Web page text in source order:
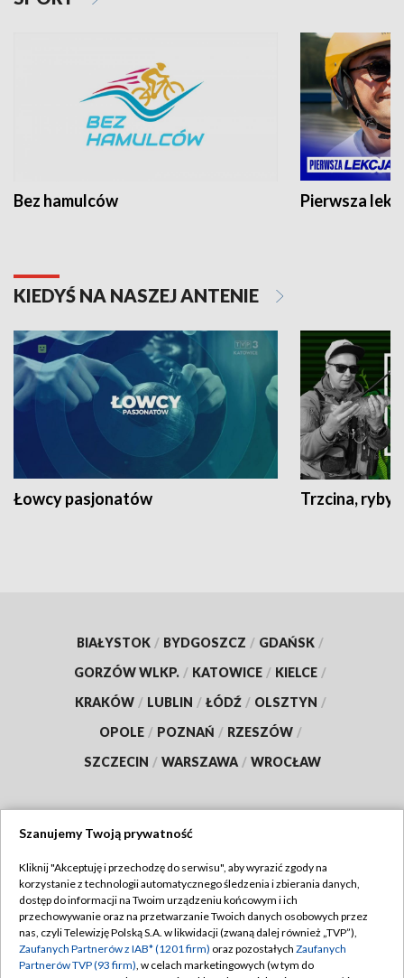
Bez hamulców Pierwsza
KIEDYŚ NA NASZEJ ANTENIE
Łowcy pasjonatów Trzcina, ryby
BIAŁYSTOK / BYDGOSZCZ / GDAŃSK /
GORZÓW WLKP. / KATOWICE / KIELCE /
KRAKÓW / LUBLIN / ŁÓDŹ / OLSZTYN /
OPOLE / POZNAŃ / RZESZÓW /
SZCZECIN / WARSZAWA / WROCŁAW
TVP
Abonament TVP
Emisja w TVP
Regulamin TVP
Polityka prywatności
Szanujemy Twoją prywatność
Kliknij "Akceptuję i przechodzę do serwisu", aby wyrazić zgody na
korzystanie z technologii automatycznego śledzenia i zbierania danych,
dostęp do informacji na Twoim urządzeniu końcowym i ich
przechowywanie oraz na przetwarzanie Twoich danych osobowych przez
nas, czyli Telewizję Polską S.A. w likwidacji (zwaną dalej również „TVP”),
Zaufanych Partnerów z IAB* (1201 firm) oraz pozostałych Zaufanych
Partnerów TVP (93 firm), w celach marketingowych (w tym do